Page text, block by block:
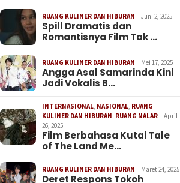
RUANG KULINER DAN HIBURAN Juni 2, 2025
Spill Dramatis dan
Romantisnya Film Tak …
RUANG KULINER DAN HIBURAN Mei 17, 2025
Angga Asal Samarinda Kini
Jadi Vokalis B…
INTERNASIONAL NASIONAL RUANG
KULINER DAN HIBURAN RUANG NALAR
April
26, 2025
Film Berbahasa Kutai Tale
of The Land Me…
RUANG KULINER DAN HIBURAN Maret 24, 2025
Deret Respons Tokoh